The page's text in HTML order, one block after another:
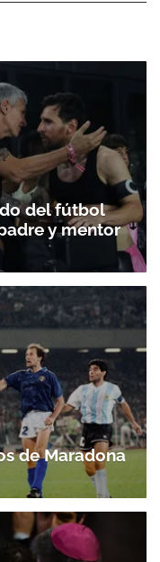
del fútbol
y mentor
de Maradona